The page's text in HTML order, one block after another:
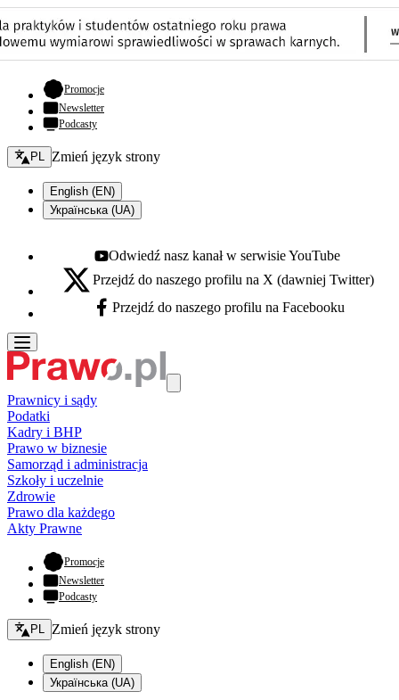
Promocje- otwiera się w nowej karcie
Newsletter
Podcasty
Zmień język - bieżący:
PL Zmień język strony
English (EN)
Українська (UA)
Youtube - otwiera się w nowej karcie
Odwiedź nasz kanał w serwisie YouTube
X - otwiera się w nowej karcie
Przejdź do naszego profilu na X (dawniej Twitter)
Facebook - otwiera się w nowej karcie
Przejdź do naszego profilu na Facebooku
Prawnicy i sądy
Podatki
Kadry i BHP
Prawo w biznesie
Samorząd i administracja
Szkoły i uczelnie
Zdrowie
Prawo dla każdego
Akty Prawne
Promocje- otwiera się w nowej karcie
Newsletter
Podcasty
Zmień język - bieżący:
PL Zmień język strony
English (EN)
Українська (UA)